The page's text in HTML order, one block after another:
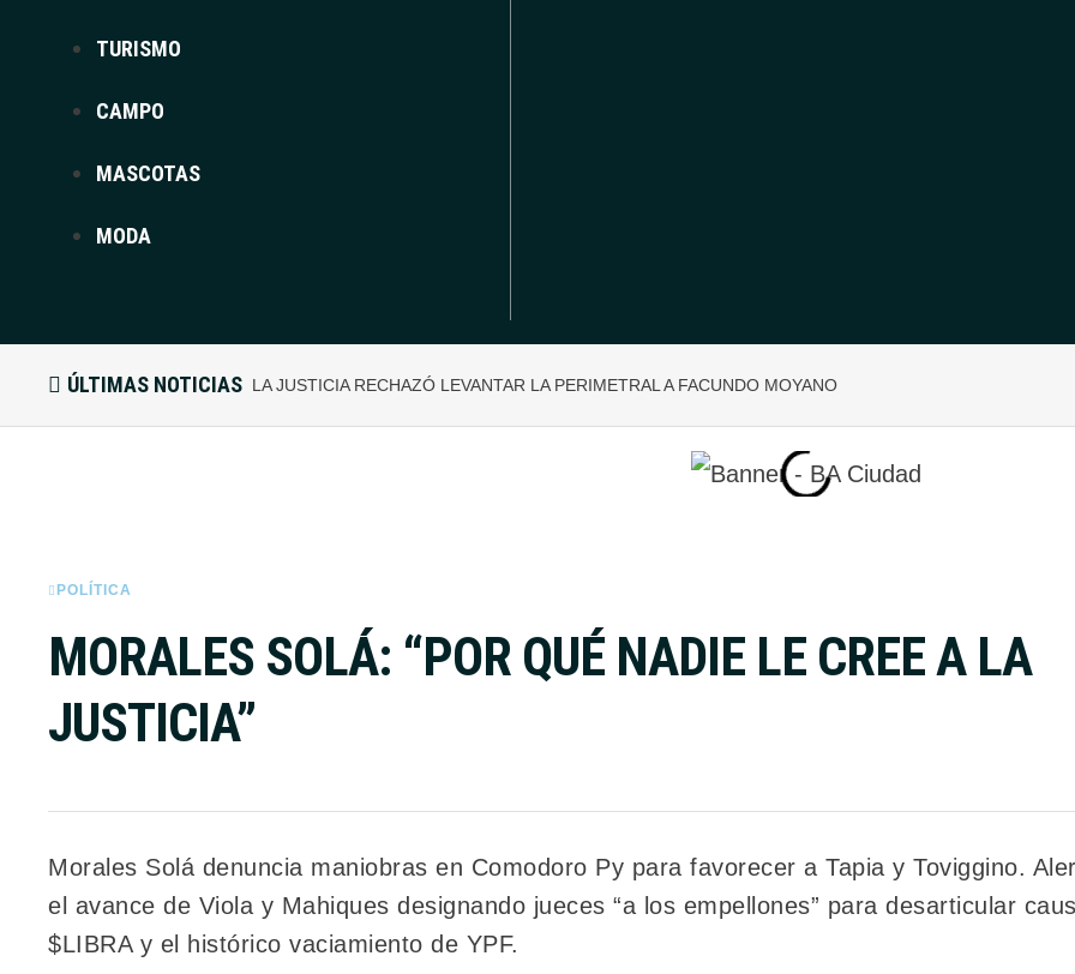
TURISMO
CAMPO
MASCOTAS
MODA
ÚLTIMAS NOTICIAS LA JUSTICIA RECHAZÓ LEVANTAR LA PERIMETRAL A FACUNDO MOYANO
POLÍTICA
MORALES SOLÁ: “POR QUÉ NADIE LE CREE A LA
JUSTICIA”
Morales Solá denuncia maniobras en Comodoro Py para favorecer a Tapia y Toviggino.
el avance de Viola y Mahiques designando jueces “a los empellones” para desarticular
$LIBRA y el histórico vaciamiento de YPF.